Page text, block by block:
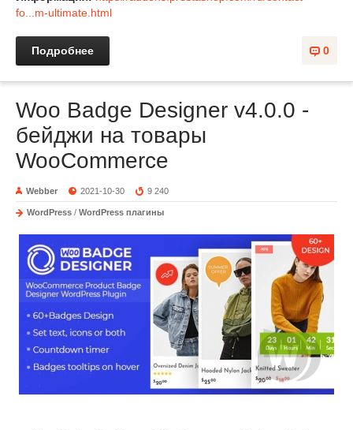
fo...m-ultimate.html
0
Подробнее
Woo Badge Designer v4.0.0 -
бейджи на товары
WooCommerce
Webber 2021-10-30 9 240
WordPress / WordPress плагины